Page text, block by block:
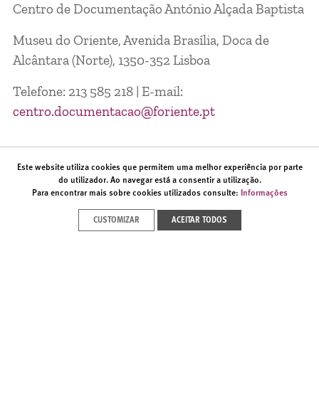
Centro de Documentação António Alçada Baptista
Museu do Oriente, Avenida Brasília, Doca de
Alcântara (Norte), 1350-352 Lisboa
Telefone: 213 585 218 | E-mail:
centro.documentacao@foriente.pt
SERVIÇOS
Consulte previamente osserviços disponíveis
no Centro de Documentação.
Este website utiliza cookies que permitem uma melhor experiência por parte
do utilizador. Ao navegar está a consentir a utilização.
Para encontrar mais sobre cookies utilizados consulte: Informações
CUSTOMIZAR ACEITAR TODOS